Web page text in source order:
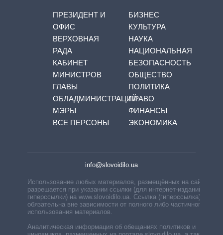
ПРЕЗИДЕНТ И
ОФИС
ВЕРХОВНАЯ
РАДА
КАБИНЕТ
МИНИСТРОВ
ГЛАВЫ
ОБЛАДМИНИСТРАЦИЙ
МЭРЫ
ВСЕ ПЕРСОНЫ
БИЗНЕС
КУЛЬТУРА
НАУКА
НАЦИОНАЛЬНАЯ
БЕЗОПАСНОСТЬ
ОБЩЕСТВО
ПОЛИТИКА
ПРАВО
ФИНАНСЫ
ЭКОНОМИКА
info@slovoidilo.ua
Использование любых материалов, размещённых на сайте,
разрешается при указании ссылки (для интернет-изданий —
гиперссылки) на www.slovoidilo.ua. Ссылка (гиперссылка)
обязательна вне зависимости от полного либо частичного
использования материалов.
Аналитическая информация об обещаниях политиков и